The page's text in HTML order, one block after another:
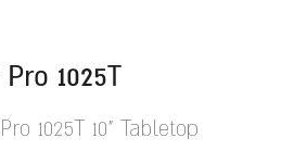
1025T
1025T 10" Tabletop...